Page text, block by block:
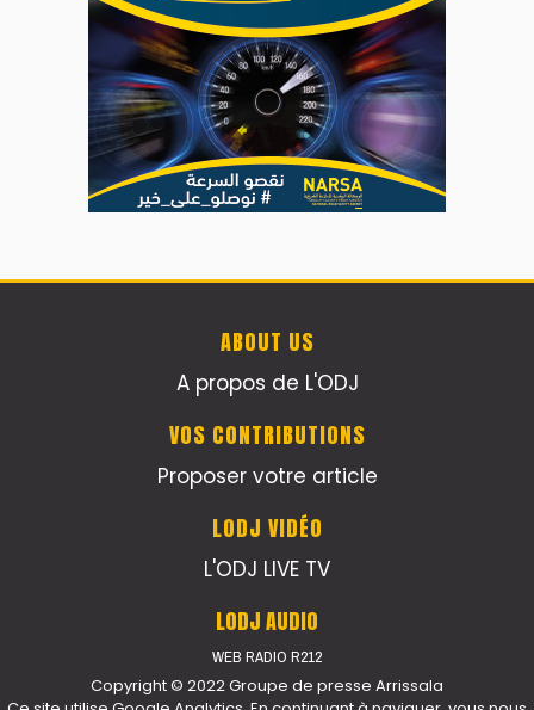
ABOUT US
A propos de L'ODJ
VOS CONTRIBUTIONS
Proposer votre article
LODJ VIDÉO
L'ODJ LIVE TV
LODJ AUDIO
WEB RADIO R212
Copyright © 2022 Groupe de presse Arrissala